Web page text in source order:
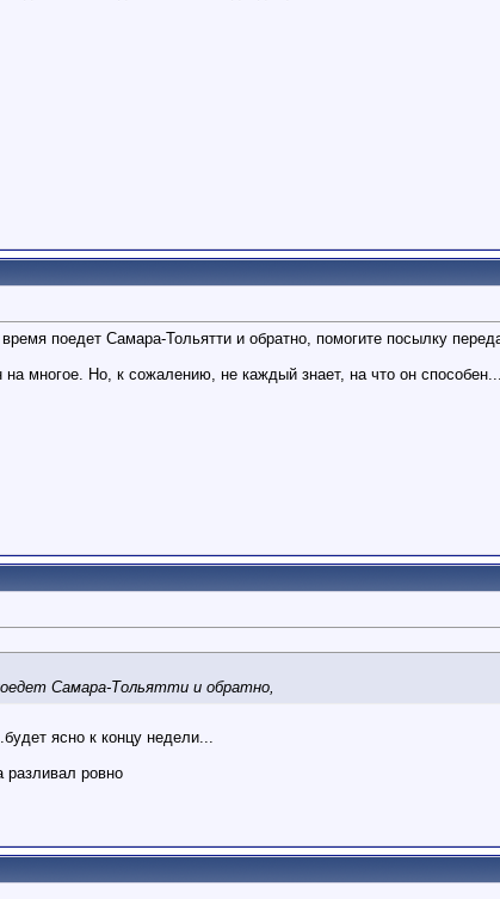
поедет Самара-Тольятти и обратно, помогите посылку
на многое. Но, к сожалению, не каждый знает, на что он способен...
Самара-Тольятти и обратно,
ясно к концу недели...
разливал ровно